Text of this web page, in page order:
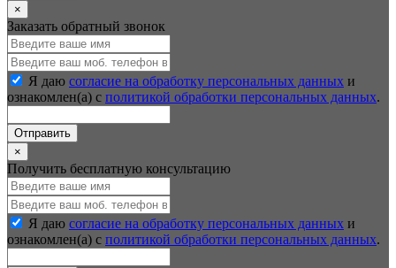
×
Заказать обратный звонок
Я даю согласие на обработку персональных данных и
ознакомлен(а) с политикой обработки персональных данных.
Отправить
×
Получить бесплатную консультацию
Я даю согласие на обработку персональных данных и
ознакомлен(а) с политикой обработки персональных данных.